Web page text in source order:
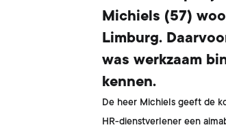
Michiels (57)
Limburg.
was werkzaam
kennen.
De heer Michiels geeft de
HR-dienstverlener een